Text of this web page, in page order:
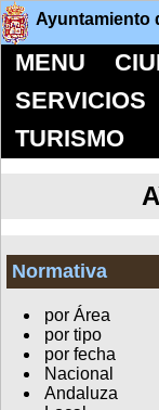
Ayuntamiento
MENU
SERVICIOS
TURISMO
Normativa
por Área
por tipo
por fecha
Nacional
Andaluza